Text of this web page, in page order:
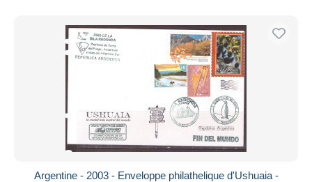
Argentine - 2003 - Enveloppe philathelique d'Ushuaia -